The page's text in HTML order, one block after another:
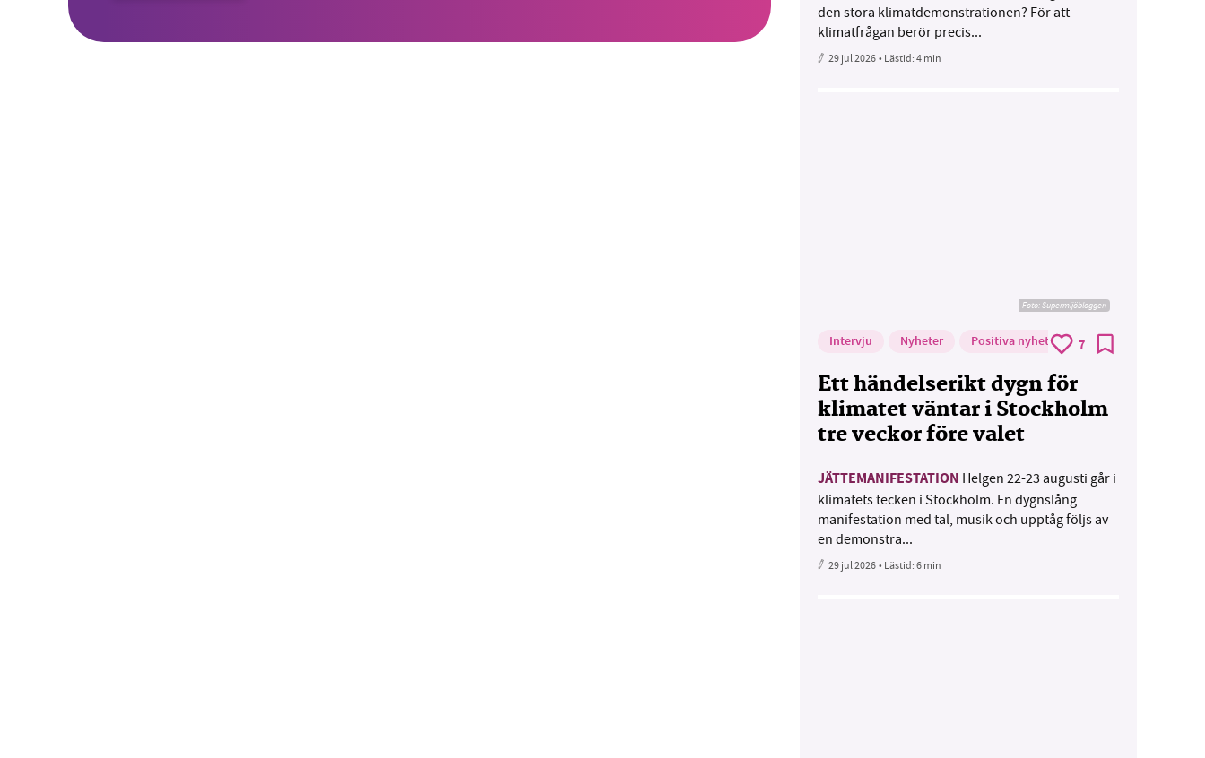
den stora klimatdemonstrationen? För att
klimatfrågan berör precis...
29 jul 2026• Lästid:4 min
Foto: Supermijöbloggen
Intervju Nyheter Positiva nyheter 7
Ett händelserikt dygn för
klimatet väntar i Stockholm
tre veckor före valet
JÄTTEMANIFESTATION Helgen 22-23 augusti går i
klimatets tecken i Stockholm. En dygnslång
manifestation med tal, musik och upptåg följs av
en demonstra...
29 jul 2026• Lästid:6 min